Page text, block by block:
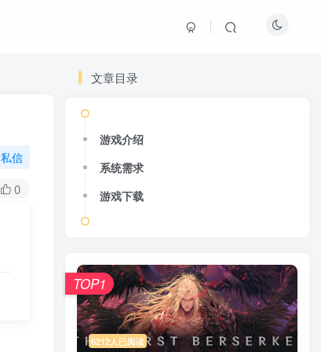
私信
0
文章目录
游戏介绍
系统需求
游戏下载
6212人已阅读
TOP1